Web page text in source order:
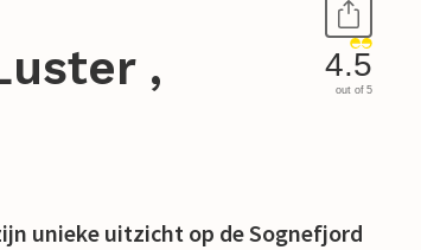
,
4.5
out of 5
unieke uitzicht op de Sognefjord